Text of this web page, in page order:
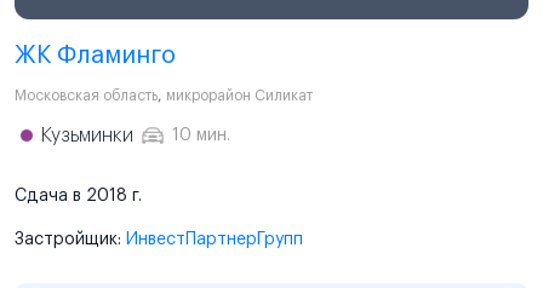
ЖК Фламинго
Московская область, микрорайон Силикат
Кузьминки 10 мин.
Сдача в 2018 г.
Застройщик: ИнвестПартнерГрупп